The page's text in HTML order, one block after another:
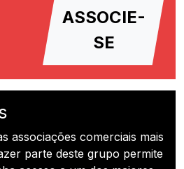
ASSOCIE-
SE
associações comerciais mais
parte deste grupo permite